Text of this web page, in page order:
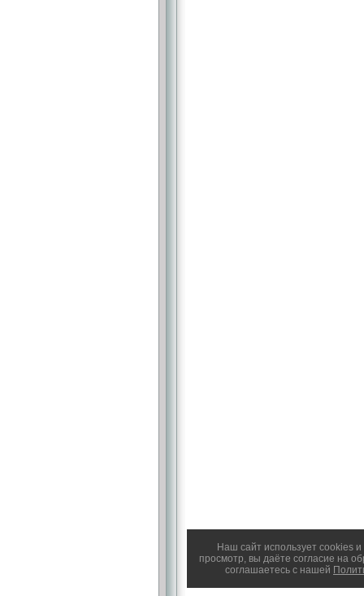
Наш сайт использует cookies
просмотр, вы даёте согласие на
соглашаетесь с нашей